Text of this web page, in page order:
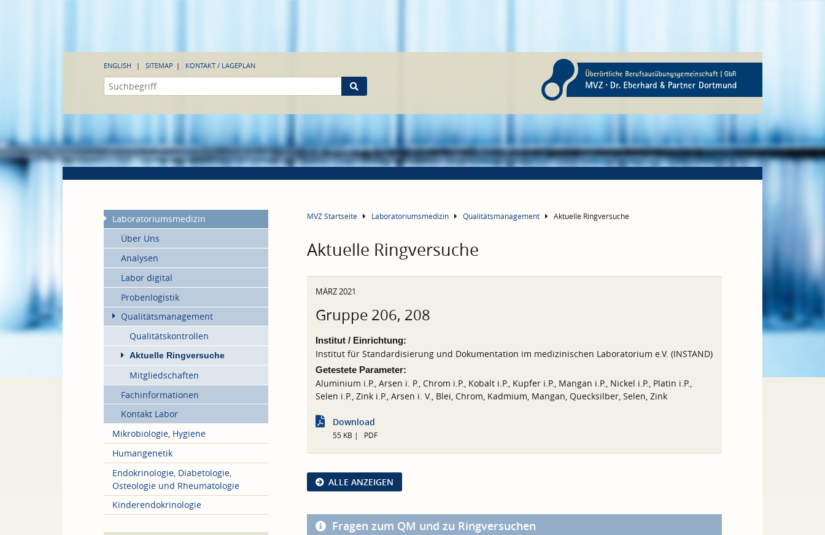
ENGLISH SITEMAP KONTAKT / LAGEPLAN
Laboratoriumsmedizin
Über Uns
Analysen
Labor digital
Probenlogistik
Qualitätsmanagement
Qualitätskontrollen
Aktuelle Ringversuche
Mitgliedschaften
Fachinformationen
Kontakt Labor
Mikrobiologie, Hygiene
Humangenetik
Endokrinologie, Diabetologie,
Osteologie und Rheumatologie
Kinderendokrinologie
MVZ Startseite Laboratoriumsmedizin Qualitätsmanagement Aktuelle Ringversuche
Aktuelle Ringversuche
MÄRZ 2021
Gruppe 206, 208
Institut / Einrichtung:
Institut für Standardisierung und Dokumentation im medizinischen Laboratorium e.V. (INSTAND)
Getestete Parameter:
Aluminium i.P., Arsen i. P., Chrom i.P., Kobalt i.P., Kupfer i.P., Mangan i.P., Nickel i.P., Platin i.P.,
Selen i.P., Zink i.P., Arsen i. V., Blei, Chrom, Kadmium, Mangan, Quecksilber, Selen, Zink
Download
55 KB PDF
ALLE ANZEIGEN
Fragen zum QM und zu Ringversuchen